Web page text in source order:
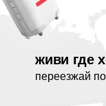
Давай
вместе:
живи где
переезжай